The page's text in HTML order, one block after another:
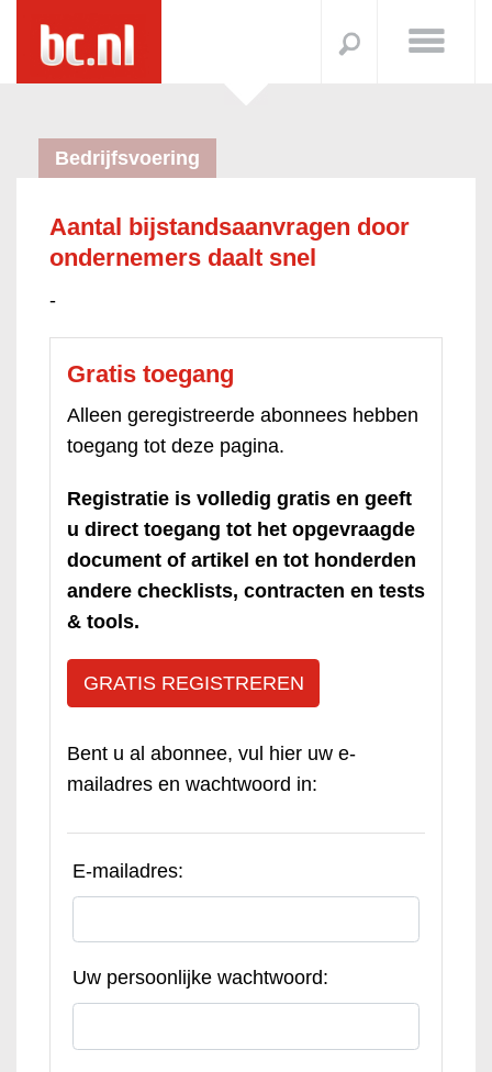
Bedrijfsvoering
Aantal bijstandsaanvragen door
ondernemers daalt snel
-
Gratis toegang
Alleen geregistreerde abonnees hebben
toegang tot deze pagina.
Registratie is volledig gratis en geeft
u direct toegang tot het opgevraagde
document of artikel en tot honderden
andere checklists, contracten en tests
& tools.
GRATIS REGISTREREN
Bent u al abonnee, vul hier uw e-
mailadres en wachtwoord in:
E-mailadres:
Uw persoonlijke wachtwoord: